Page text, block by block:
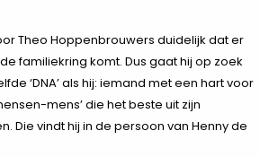
Theo Hoppenbrouwers duidelijk dat er
familiekring komt. Dus gaat hij op zoek
‘DNA’ als hij: iemand met een hart voor
mens’ die het beste uit zijn
Die vindt hij in de persoon van Henny de